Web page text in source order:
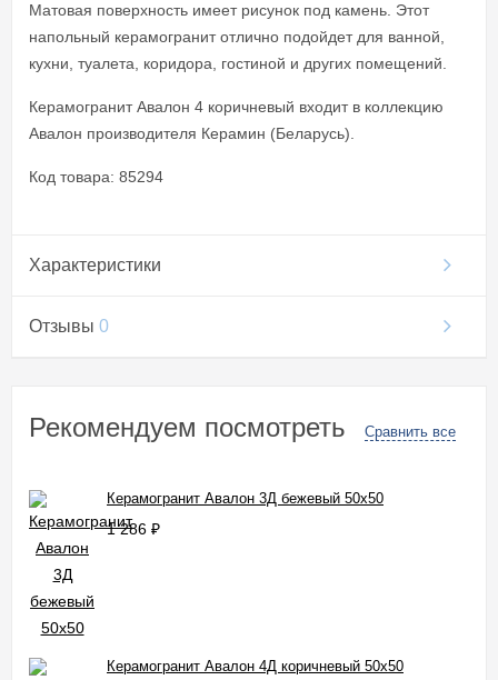
Матовая поверхность имеет рисунок под камень. Этот
напольный керамогранит отлично подойдет для ванной,
кухни, туалета, коридора, гостиной и других помещений.
Керамогранит Авалон 4 коричневый входит в коллекцию
Авалон производителя Керамин (Беларусь).
Код товара: 85294
Характеристики
Отзывы 0
Рекомендуем посмотреть Сравнить все
Керамогранит Авалон 3Д бежевый 50x50
1 286 ₽
Керамогранит Авалон 4Д коричневый 50x50